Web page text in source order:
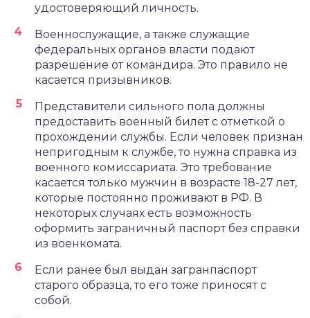
удостоверяющий личность.
Военнослужащие, а также служащие
федеральных органов власти подают
разрешение от командира. Это правило не
касается призывников.
Представители сильного пола должны
предоставить военный билет с отметкой о
прохождении службы. Если человек признан
непригодным к службе, то нужна справка из
военного комиссариата. Это требование
касается только мужчин в возрасте 18-27 лет,
которые постоянно проживают в РФ. В
некоторых случаях есть возможность
оформить заграничный паспорт без справки
из военкомата.
Если ранее был выдан загранпаспорт
старого образца, то его тоже приносят с
собой.